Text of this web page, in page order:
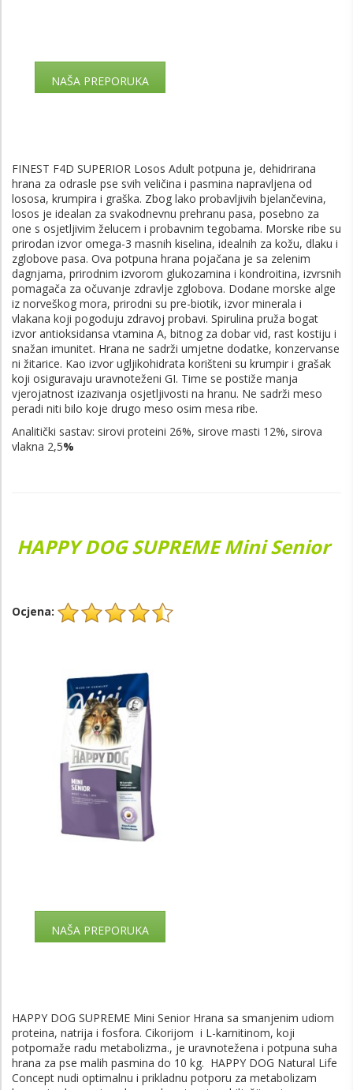
NAŠA PREPORUKA
FINEST F4D SUPERIOR Losos Adult potpuna je, dehidrirana
hrana za odrasle pse svih veličina i pasmina napravljena od
lososa, krumpira i graška. Zbog lako probavljivih bjelančevina,
losos je idealan za svakodnevnu prehranu pasa, posebno za
one s osjetljivim želucem i probavnim tegobama. Morske ribe su
prirodan izvor omega-3 masnih kiselina, idealnih za kožu, dlaku i
zglobove pasa. Ova potpuna hrana pojačana je sa zelenim
dagnjama, prirodnim izvorom glukozamina i kondroitina, izvrsnih
pomagača za očuvanje zdravlje zglobova. Dodane morske alge
iz norveškog mora, prirodni su pre-biotik, izvor minerala i
vlakana koji pogoduju zdravoj probavi. Spirulina pruža bogat
izvor antioksidansa vtamina A, bitnog za dobar vid, rast kostiju i
snažan imunitet. Hrana ne sadrži umjetne dodatke, konzervanse
ni žitarice. Kao izvor ugljikohidrata korišteni su krumpir i grašak
koji osiguravaju uravnoteženi GI. Time se postiže manja
vjerojatnost izazivanja osjetljivosti na hranu. Ne sadrži meso
peradi niti bilo koje drugo meso osim mesa ribe.
Analitički sastav: sirovi proteini 26%, sirove masti 12%, sirova
vlakna 2,5%
HAPPY DOG SUPREME Mini Senior
Ocjena:
NAŠA PREPORUKA
HAPPY DOG SUPREME Mini Senior Hrana sa smanjenim udiom
proteina, natrija i fosfora. Cikorijom i L-karnitinom, koji
potpomaže radu metabolizma., je uravnotežena i potpuna suha
hrana za pse malih pasmina do 10 kg. HAPPY DOG Natural Life
Concept nudi optimalnu i prikladnu potporu za metabolizam